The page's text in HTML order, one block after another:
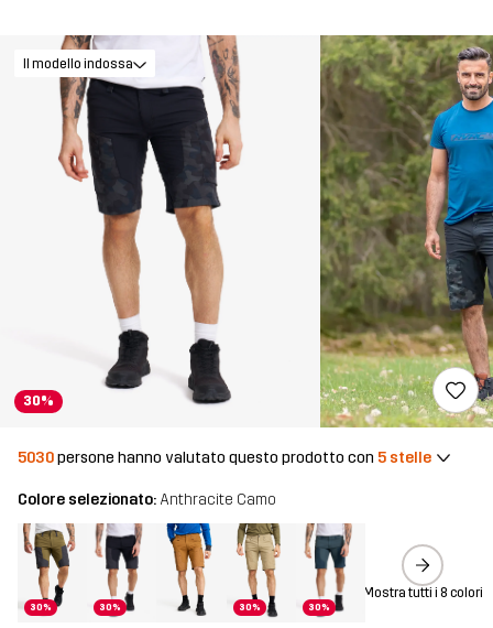
30%
Il modello indossa
5030persone hanno valutato questo prodotto con 5 stelle
Colore selezionato: Anthracite Camo
30% 30% 30% 30%
Mostra tutti i 8 colori